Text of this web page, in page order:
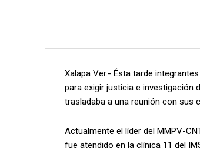
Xalapa Ver.- Ésta tarde
para exigir justicia e investigación
trasladaba a una reunión con sus
Actualmente el líder del MMPV-
fue atendido en la clínica 11 del